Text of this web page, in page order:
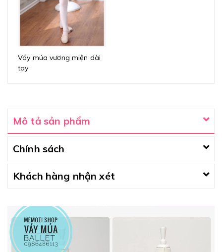
Váy múa vương miện dài
tay
Mô tả sản phẩm
Chính sách
Khách hàng nhận xét